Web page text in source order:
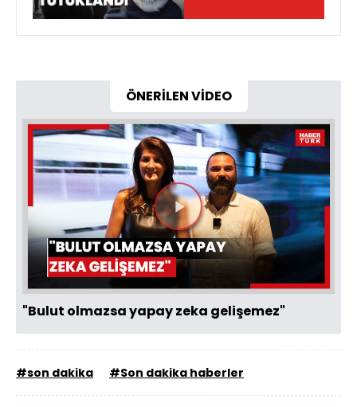
ÖNERİLEN VİDEO
Videoyu
Oynat
"Bulut olmazsa yapay zeka gelişemez"
#son dakika #Son dakika haberler